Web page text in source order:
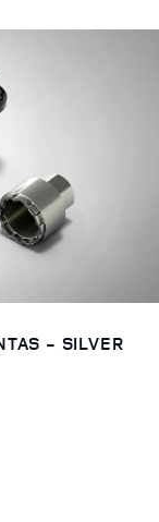
- SILVER